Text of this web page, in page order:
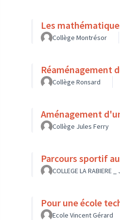
Les
Collège Montrésor
Réaménagement
Collège Ronsard
Aménagement
Collège Jules Ferry
Parcours sportif
COLLEGE LA RABIERE _
Pour une école
Ecole Vincent Gérard